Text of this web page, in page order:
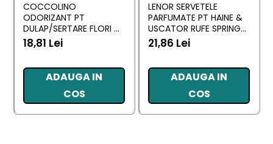
COCCOLINO
ODORIZANT PT
DULAP/SERTARE FLORI DI
PRIMAVERA 3 BUC
18,81 Lei
ADAUGA IN
COS
LENOR SERVETELE
PARFUMATE PT HAINE &
USCATOR RUFE SPRING
AWAKENING 34 BUC
21,86 Lei
ADAUGA IN
COS